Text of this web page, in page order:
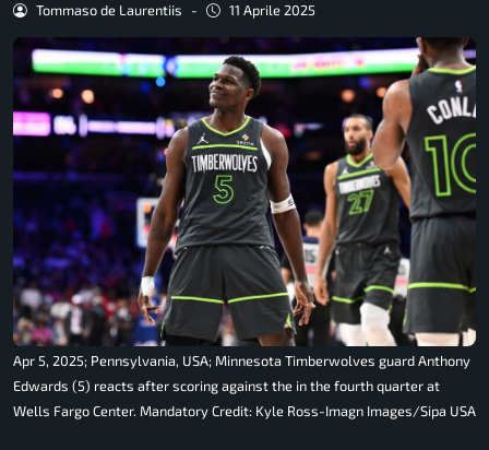
Tommaso de Laurentiis - 11 Aprile 2025
Apr 5, 2025; Pennsylvania, USA; Minnesota Timberwolves guard Anthony
Edwards (5) reacts after scoring against the in the fourth quarter at
Wells Fargo Center. Mandatory Credit: Kyle Ross-Imagn Images/Sipa USA